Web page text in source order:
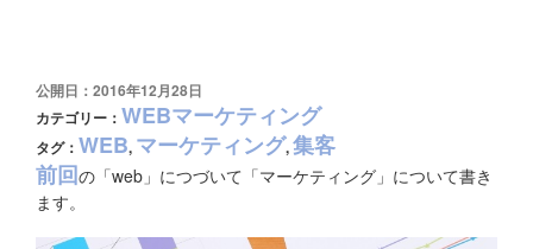
公開日：2016年12月28日
カテゴリー： WEBマーケティング
タグ： WEB, マーケティング,集客
前回の「web」につづいて「マーケティング」について書き
ます。